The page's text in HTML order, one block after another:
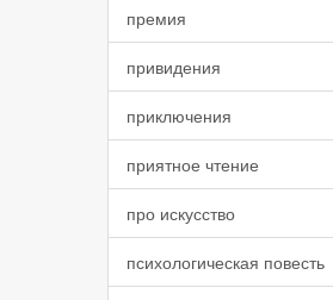
премия
привидения
приключения
приятное чтение
про искусство
психологическая повесть